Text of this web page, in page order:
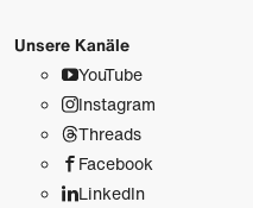
Unsere Kanäle
YouTube
Instagram
Threads
Facebook
LinkedIn